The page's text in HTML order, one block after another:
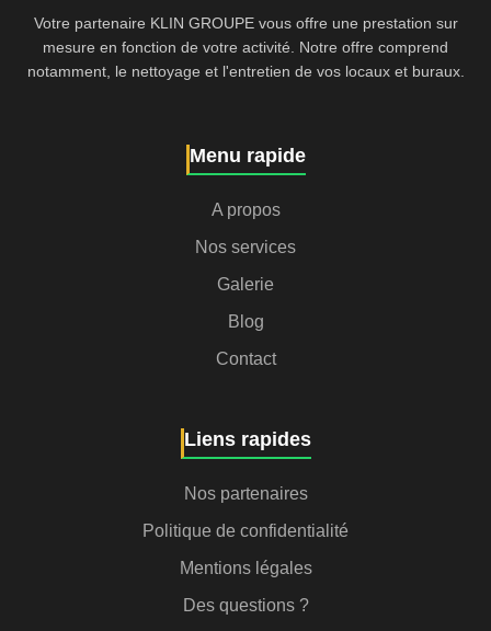
Votre partenaire KLIN GROUPE vous offre une prestation sur
mesure en fonction de votre activité. Notre offre comprend
notamment, le nettoyage et l'entretien de vos locaux et buraux.
Menu rapide
A propos
Nos services
Galerie
Blog
Contact
Liens rapides
Nos partenaires
Politique de confidentialité
Mentions légales
Des questions ?